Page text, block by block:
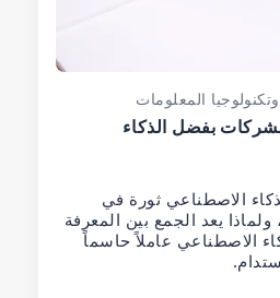
بفضل الذكاء
الاصطناعي ثورة في
يعد الجمع بين المعرفة
الاصطناعي عاملاً حاسماً